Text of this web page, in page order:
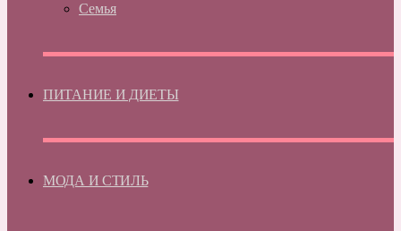
Семья
ПИТАНИЕ И ДИЕТЫ
МОДА И СТИЛЬ